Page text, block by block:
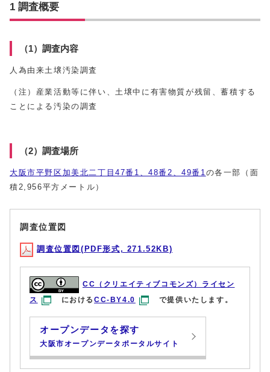
1 調査概要
（1）調査内容
人為由来土壌汚染調査
（注）産業活動等に伴い、土壌中に有害物質が残留、蓄積する
ことによる汚染の調査
（2）調査場所
大阪市平野区加美北二丁目47番1、48番2、49番1の各一部（面
積2,956平方メートル）
調査位置図
調査位置図(PDF形式, 271.52KB)
CC（クリエイティブコモンズ）ライセン
ス
におけるCC-BY4.0 で提供いたします。
オープンデータを探す
大阪市オープンデータポータルサイト